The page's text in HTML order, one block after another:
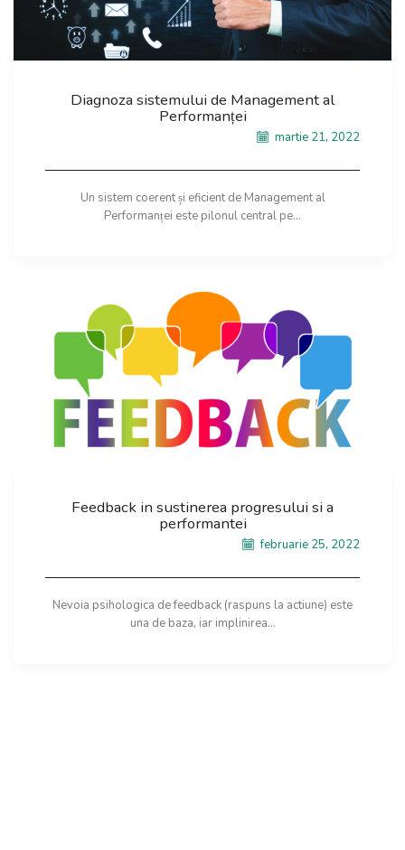
Diagnoza sistemului de Management al
Performanței
martie 21, 2022
Un sistem coerent și eficient de Management al
Performanței este pilonul central pe...
Feedback in sustinerea progresului si a
performantei
februarie 25, 2022
Nevoia psihologica de feedback (raspuns la actiune) este
una de baza, iar implinirea...